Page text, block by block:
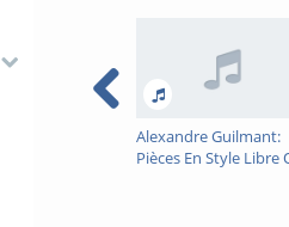
Alexandre Guilmant:
Pièces En Style Libre